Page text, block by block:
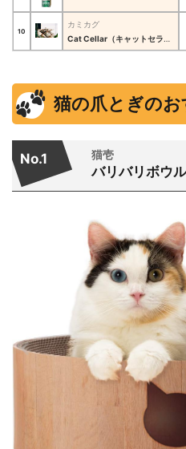
10
カミカグ
Cat Cellar（キャットセラー）
猫の爪とぎの
No.1 猫壱
バリバリボウル